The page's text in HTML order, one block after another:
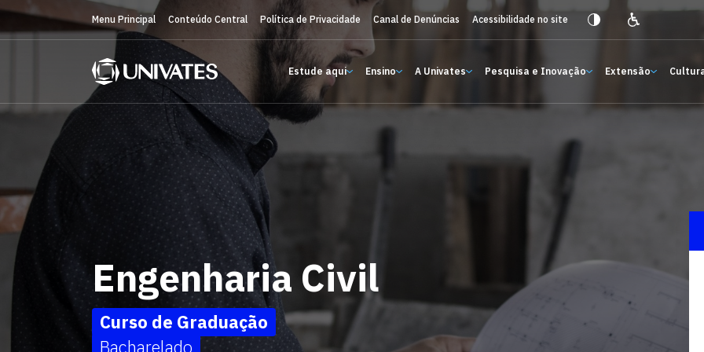
Menu Principal Conteúdo Central Política de Privacidade Canal de Denúncias Acessibilidade no site
Estude aqui Ensino A Univates Pesquisa e Inovação Extensão
Engenharia Civil
Curso de Graduação
Bacharelado